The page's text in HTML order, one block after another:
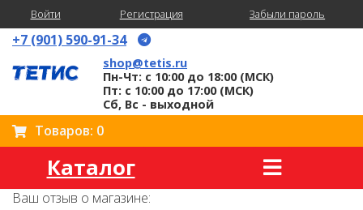
Войти Регистрация Забыли пароль
+7 (901) 590-91-34
shop@tetis.ru
Пн-Чт: с 10:00 до 18:00 (МСК)
Пт: с 10:00 до 17:00 (МСК)
Сб, Вс - выходной
Товаров: 0
Каталог
Ваш отзыв о магазине: